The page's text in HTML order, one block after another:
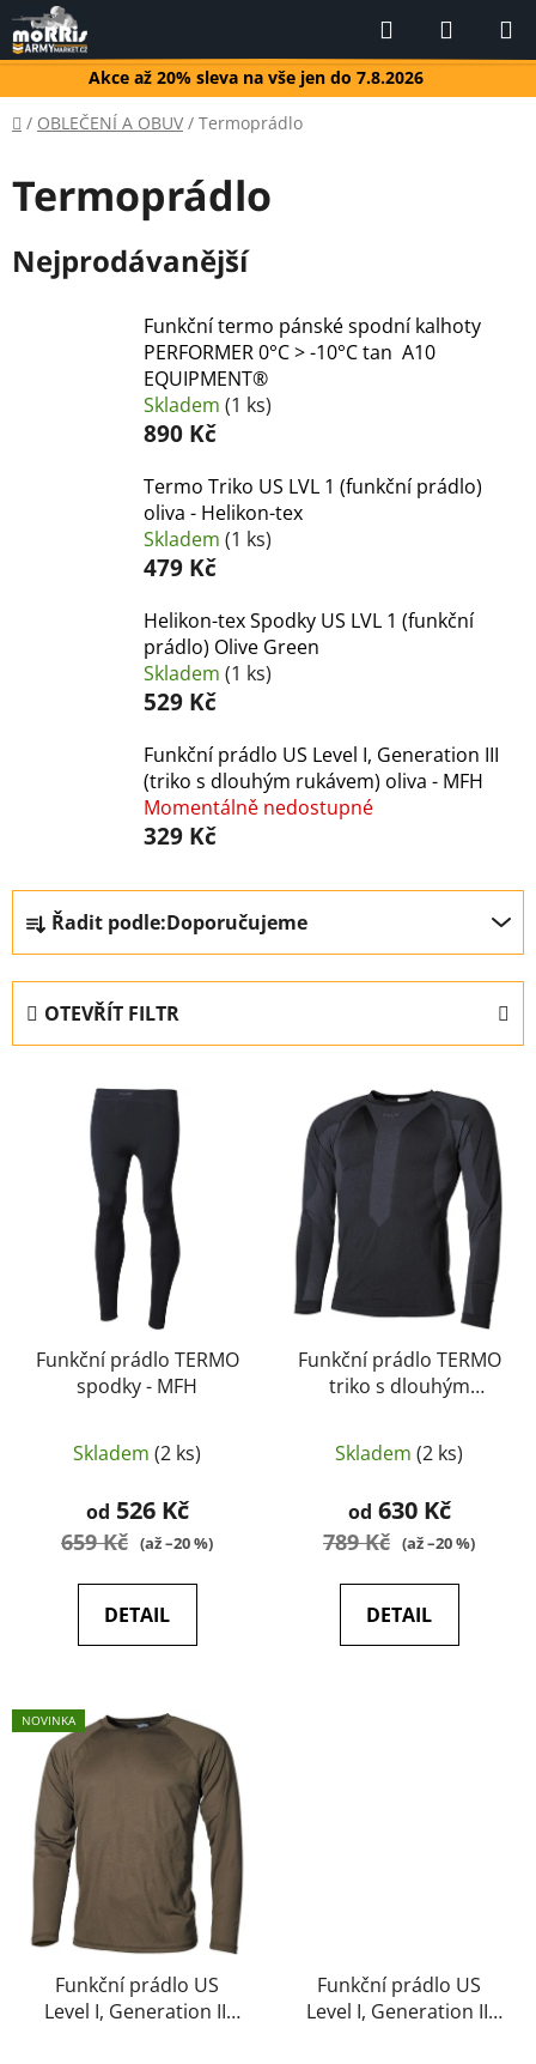
Přejít
na
obsah
Akce až 20% sleva na vše jen do 7.8.2026
Hledat
KOŠÍK
Domů
/ OBLEČENÍ A OBUV / Termoprádlo
Termoprádlo
Nejprodávanější
Funkční termo pánské spodní kalhoty
PERFORMER 0°C > -10°C tan A10
EQUIPMENT®
Skladem (1 ks)
890 Kč
Termo Triko US LVL 1 (funkční prádlo)
oliva - Helikon-tex
Skladem (1 ks)
479 Kč
Helikon-tex Spodky US LVL 1 (funkční
prádlo) Olive Green
Skladem (1 ks)
529 Kč
Funkční prádlo US Level I, Generation III
(triko s dlouhým rukávem) oliva - MFH
Momentálně nedostupné
329 Kč
Ř
a
z
n
í
Řadit podle:Doporučujeme
OTEVŘÍT FILTR
Funkční prádlo TERMO
spodky - MFH
Skladem (2 ks)
od 526 Kč
659 Kč (až –20 %)
DETAIL
Funkční prádlo TERMO
triko s dlouhým
Skladem (2 ks)
od 630 Kč
789 Kč (až –20 %)
DETAIL
NOVINKA
Funkční prádlo US
Level I, Generation III
Funkční prádlo US
Level I, Generation III